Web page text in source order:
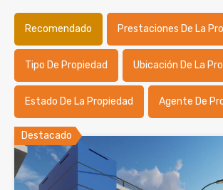
Recomendado Prestaciones De La
Tipo De Propiedad Ubicación De La
Estado De La Propiedad Agente De
Destacado